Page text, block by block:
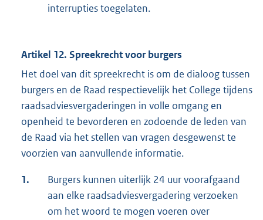
interrupties toegelaten.
Artikel 12. Spreekrecht voor burgers
Het doel van dit spreekrecht is om de dialoog tussen
burgers en de Raad respectievelijk het College tijdens
raadsadviesvergaderingen in volle omgang en
openheid te bevorderen en zodoende de leden van
de Raad via het stellen van vragen desgewenst te
voorzien van aanvullende informatie.
1.
Burgers kunnen uiterlijk 24 uur voorafgaand
aan elke raadsadviesvergadering verzoeken
om het woord te mogen voeren over